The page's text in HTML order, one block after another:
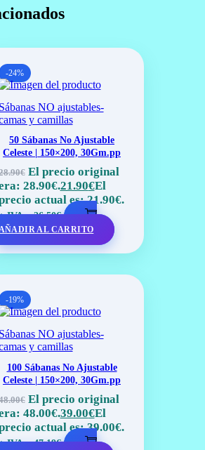
-24%
Sábanas NO ajustables-
y camillas
50 Sábanas No Ajustable
Celeste | 150×200, 30Gm.pp
€ El precio original
28.90€.21.90€El
actual es: 21.90€.
IVA =26.50€
AL CARRITO
-19%
Sábanas NO ajustables-
y camillas
100 Sábanas No Ajustable
Celeste | 150×200, 30Gm.pp
€ El precio original
48.00€.39.00€El
actual es: 39.00€.
IVA =47.19€